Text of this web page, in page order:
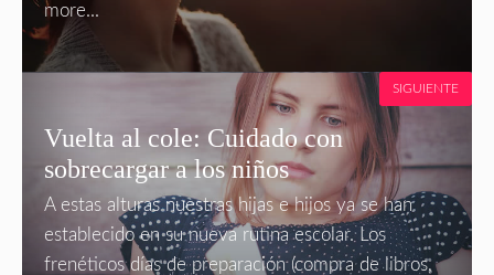
more...
Vuelta al cole: Cuidado con
sobrecargar a los niños
A estas alturas nuestras hijas e hijos ya se han
establecido en su nueva rutina escolar. Los
frenéticos días de preparación (compra de libros,
SIGUIENTE